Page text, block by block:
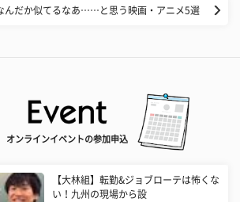
んだか似てるなあ……と思う映画・アニメ5選
オンラインイベントの参加申込
【大林組】転勤&ジョブローテは怖くな
い！九州の現場から設